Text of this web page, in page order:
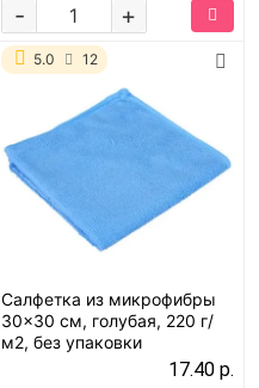
+
-
5.0 12
Салфетка из микрофибры
30x30 см, голубая, 220 г/
м2, без упаковки
17.40 р.